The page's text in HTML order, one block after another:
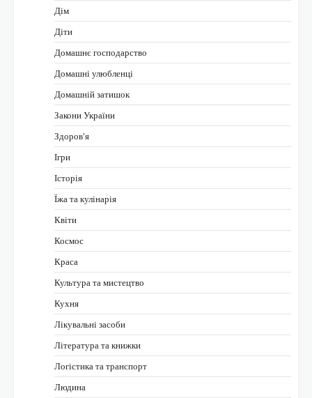
Дім
Діти
Домашнє господарство
Домашні улюбленці
Домашній затишок
Закони України
Здоров'я
Ігри
Історія
Їжа та кулінарія
Квіти
Космос
Краса
Культура та мистецтво
Кухня
Лікувальні засоби
Література та книжки
Логістика та транспорт
Людина